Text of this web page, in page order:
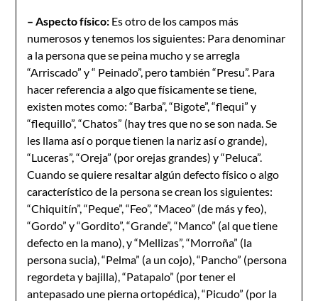
– Aspecto físico: Es otro de los campos más
numerosos y tenemos los siguientes: Para denominar
a la persona que se peina mucho y se arregla
“Arriscado” y “ Peinado”, pero también “Presu”. Para
hacer referencia a algo que físicamente se tiene,
existen motes como: “Barba”, “Bigote”, “flequi” y
“flequillo”, “Chatos” (hay tres que no se son nada. Se
les llama así o porque tienen la nariz así o grande),
“Luceras”, “Oreja” (por orejas grandes) y “Peluca”.
Cuando se quiere resaltar algún defecto físico o algo
característico de la persona se crean los siguientes:
“Chiquitín”, “Peque”, “Feo”, “Maceo” (de más y feo),
“Gordo” y “Gordito”, “Grande”, “Manco” (al que tiene
defecto en la mano), y “Mellizas”, “Morroña” (la
persona sucia), “Pelma” (a un cojo), “Pancho” (persona
regordeta y bajilla), “Patapalo” (por tener el
antepasado une pierna ortopédica), “Picudo” (por la